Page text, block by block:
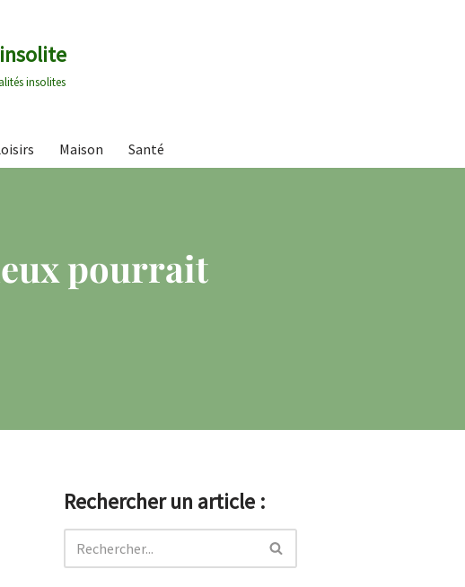
insolites
Maison Santé
pourrait
Rechercher un article :